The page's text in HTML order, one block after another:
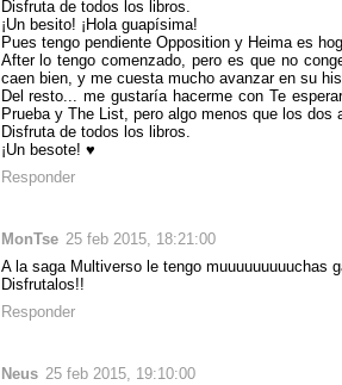
Disfruta de todos los libros.
¡Un besito! ¡Hola guapísima!
Pues tengo pendiente Opposition y Heima es
After lo tengo comenzado, pero es que no
caen bien, y me cuesta mucho avanzar en su
Del resto... me gustaría hacerme con Te
Prueba y The List, pero algo menos que los dos
Disfruta de todos los libros.
¡Un besote! ♥
Responder
MonTse 25 feb 2015, 18:21:00
A la saga Multiverso le tengo muuuuuuuuuchas
Disfrutalos!!
Responder
Neus 25 feb 2015, 19:10:00